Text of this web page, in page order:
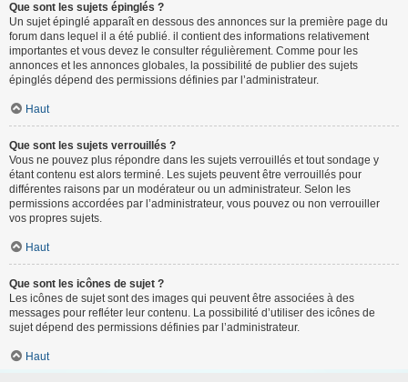
Que sont les sujets épinglés ?
Un sujet épinglé apparaît en dessous des annonces sur la première page du
forum dans lequel il a été publié. il contient des informations relativement
importantes et vous devez le consulter régulièrement. Comme pour les
annonces et les annonces globales, la possibilité de publier des sujets
épinglés dépend des permissions définies par l’administrateur.
Haut
Que sont les sujets verrouillés ?
Vous ne pouvez plus répondre dans les sujets verrouillés et tout sondage y
étant contenu est alors terminé. Les sujets peuvent être verrouillés pour
différentes raisons par un modérateur ou un administrateur. Selon les
permissions accordées par l’administrateur, vous pouvez ou non verrouiller
vos propres sujets.
Haut
Que sont les icônes de sujet ?
Les icônes de sujet sont des images qui peuvent être associées à des
messages pour refléter leur contenu. La possibilité d’utiliser des icônes de
sujet dépend des permissions définies par l’administrateur.
Haut